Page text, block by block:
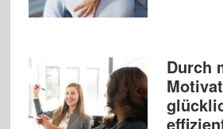
Durch